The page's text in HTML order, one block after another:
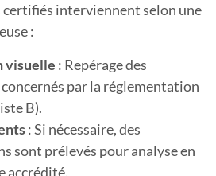
interviennent selon une
:
visuelle : Repérage des
par la réglementation
B).
: Si nécessaire, des
sont prélevés pour analyse en
accrédité.